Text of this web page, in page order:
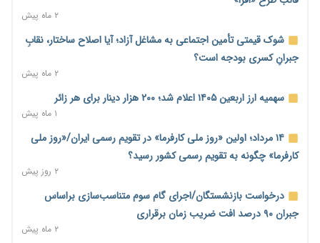
۱ روز پیش
بنگاه‌داری بانک‌ها؛ مانع بزرگ خانه‌دار شدن مستأجران
نماینده مجلس: توسعه مرزهای زمینی به راهبرد تأمین کالاهای
اساسی تبدیل شود
۱ روز پیش
خانه کارگر قزوین: شکاف دستمزد و هزینه معیشت هر روز عمیق‌تر
می‌شود
۱ روز پیش
رئیس سازمان امور مالیاتی: بلاگرهای پردرآمد مشمول پرداخت
مالیات هستند
۱ روز پیش
۲ ماه پیش
شوک قیمتی تأمین اجتماعی به مشاغل آزاد؛ آیا اصلاح ساختار، نقابِ
جبرانِ کسری بودجه است؟
۲ ماه پیش
سهمیه ارز اربعین ۱۴۰۵ اعلام شد؛ ۲۰۰ هزار دینار برای هر زائر
۱ ماه پیش
۱۴ مرداد؛ اولین «روز ملی کارفرما» در تقویم رسمی ایران/«روز ملی
کارفرما» چگونه به تقویم رسمی کشور رسید؟
۲ روز پیش
درخواست بازنشستگان/اجرای گام سوم متناسب‌سازی براساس
جبران ۹۰ درصد افت ضریب زمان برقراری
۲ ماه پیش